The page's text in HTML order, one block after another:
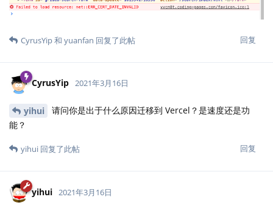
回复
CyrusYip和 yuanfan 回复了此帖
CyrusYip 2021年3月16日
yihui
请问你是出于什么原因迁移到 Vercel？是速度还是功
能？
回复
yihui 回复了此帖
yihui 2021年3月16日